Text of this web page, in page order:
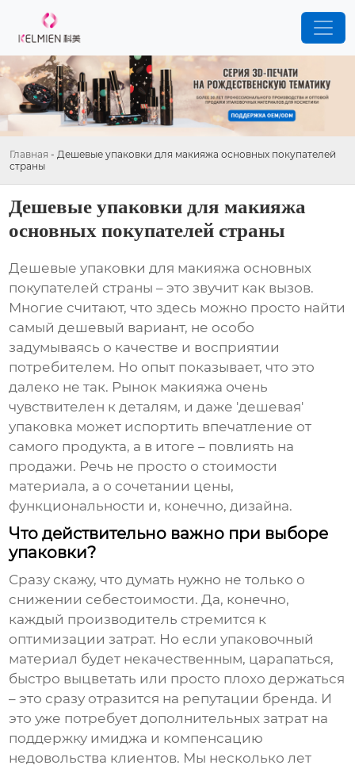
Главная - Дешевые упаковки для макияжа основных покупателей
страны
Дешевые упаковки для макияжа
основных покупателей страны
Дешевые упаковки для макияжа основных
покупателей страны – это звучит как вызов.
Многие считают, что здесь можно просто найти
самый дешевый вариант, не особо
задумываясь о качестве и восприятии
потребителем. Но опыт показывает, что это
далеко не так. Рынок макияжа очень
чувствителен к деталям, и даже 'дешевая'
упаковка может испортить впечатление от
самого продукта, а в итоге – повлиять на
продажи. Речь не просто о стоимости
материала, а о сочетании цены,
функциональности и, конечно, дизайна.
Что действительно важно при выборе
упаковки?
Сразу скажу, что думать нужно не только о
снижении себестоимости. Да, конечно,
каждый производитель стремится к
оптимизации затрат. Но если упаковочный
материал будет некачественным, царапаться,
быстро выцветать или просто плохо держаться
– это сразу отразится на репутации бренда. И
это уже потребует дополнительных затрат на
поддержку имиджа и компенсацию
недовольства клиентов. Мы несколько лет